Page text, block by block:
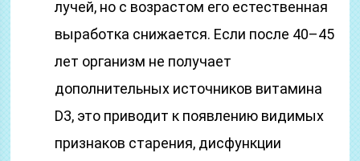
лучей, но с возрастом его естественная
выработка снижается. Если после 40–45
лет организм не получает
дополнительных источников витамина
D3, это приводит к появлению видимых
признаков старения, дисфункции